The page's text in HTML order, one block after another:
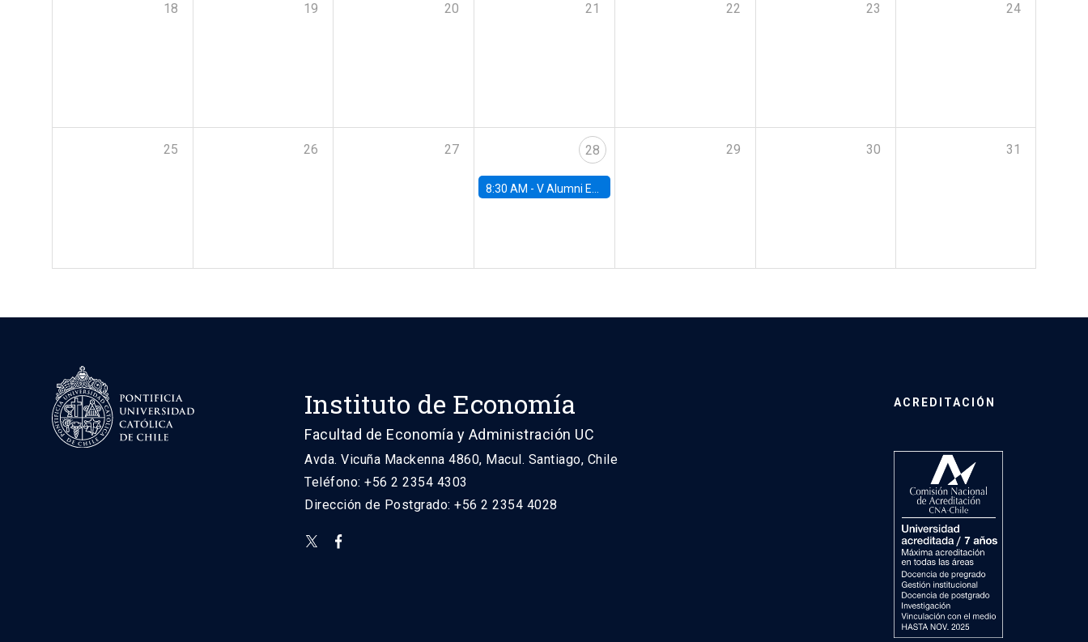
18 19 20 21 22 23 24
25 26 27 28
8:30 AM -V Alumni Economics Workshop
29 30 31
Instituto de Economía
Facultad de Economía y Administración UC
Avda. Vicuña Mackenna 4860, Macul. Santiago, Chile
Teléfono: +56 2 2354 4303
Dirección de Postgrado: +56 2 2354 4028
ACREDITACIÓN